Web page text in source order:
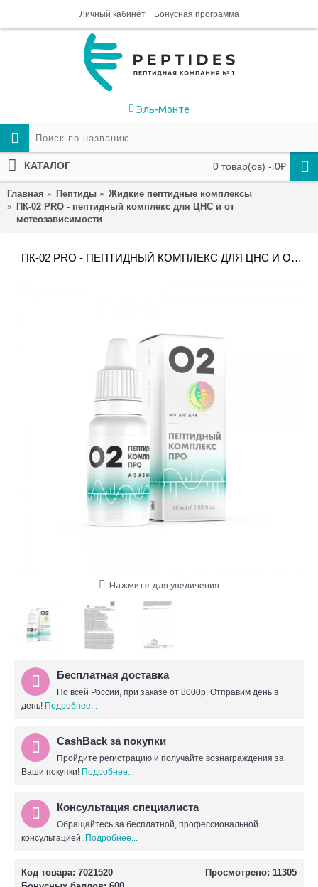
Личный кабинет Бонусная программа
Эль-Монте
0 товар(ов) - 0₽
КАТАЛОГ
Главная Пептиды
Жидкие пептидные комплексы
ПК-02 PRO - пептидный комплекс для ЦНС и от
метеозависимости
ПК-02 PRO - ПЕПТИДНЫЙ КОМПЛЕКС ДЛЯ ЦНС И ОТ МЕТЕОЗАВИСИМОСТИ
Нажмите для увеличения
Бесплатная доставка
По всей России, при заказе от 8000р. Отправим день в
день! Подробнее...
CashBack за покупки
Пройдите регистрацию и получайте вознаграждения за
Ваши покупки! Подробнее...
Консультация специалиста
Обращайтесь за бесплатной, профессиональной
консультацией. Подробнее...
Просмотрено: 11305
Код товара: 7021520